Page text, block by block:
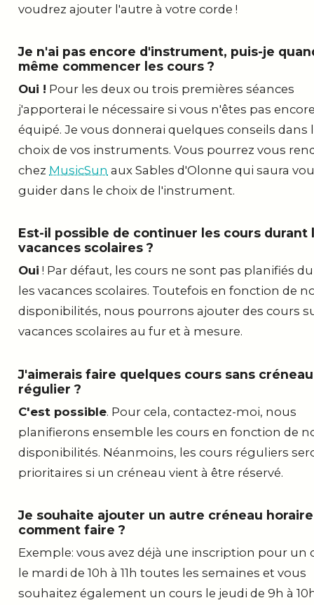
voudrez ajouter l'autre à votre corde !
Je n'ai pas encore d'instrument, puis-je
même commencer les cours ?
Oui ! Pour les deux ou trois premières séances
j'apporterai le nécessaire si vous n'êtes pas
équipé. Je vous donnerai quelques conseils dans
choix de vos instruments. Vous pourrez vous
chez MusicSun aux Sables d'Olonne qui saura
guider dans le choix de l'instrument.
Est-il possible de continuer les cours durant
vacances scolaires ?
Oui ! Par défaut, les cours ne sont pas planifiés
les vacances scolaires. Toutefois en fonction de
disponibilités, nous pourrons ajouter des cours
vacances scolaires au fur et à mesure.
J'aimerais faire quelques cours sans créneau
régulier ?
C'est possible. Pour cela, contactez-moi, nous
planifierons ensemble les cours en fonction de
disponibilités. Néanmoins, les cours réguliers
prioritaires si un créneau vient à être réservé.
Je souhaite ajouter un autre créneau
comment faire ?
Exemple: vous avez déjà une inscription pour un
le mardi de 10h à 11h toutes les semaines et vous
souhaitez également un cours le jeudi de 9h à